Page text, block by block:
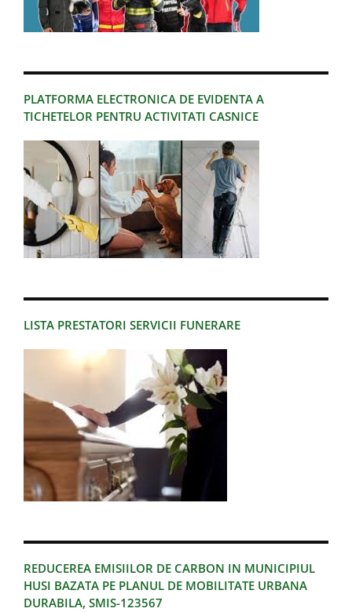
PLATFORMA ELECTRONICA DE EVIDENTA A
TICHETELOR PENTRU ACTIVITATI CASNICE
LISTA PRESTATORI SERVICII FUNERARE
REDUCEREA EMISIILOR DE CARBON IN MUNICIPIUL
HUSI BAZATA PE PLANUL DE MOBILITATE URBANA
DURABILA, SMIS-123567